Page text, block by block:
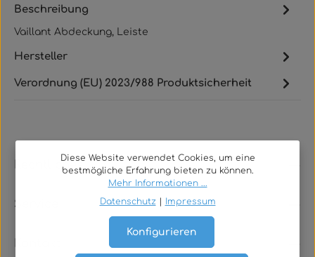
Beschreibung
Vaillant Abdeckung, Leiste
Hersteller
Verordnung (EU) 2023/988 Produktsicherheit
Rechtliches
Service
Diese Website verwendet Cookies, um eine
bestmögliche Erfahrung bieten zu können.
Mehr Informationen ...
Datenschutz
Impressum
Konfigurieren